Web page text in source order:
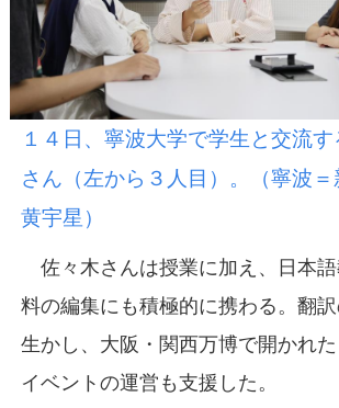
１４日、寧波大学で学生と交流
さん（左から３人目）。（寧波＝
黄宇星）
佐々木さんは授業に加え、日本
料の編集にも積極的に携わる。翻
生かし、大阪・関西万博で開かれた
イベントの運営も支援した。